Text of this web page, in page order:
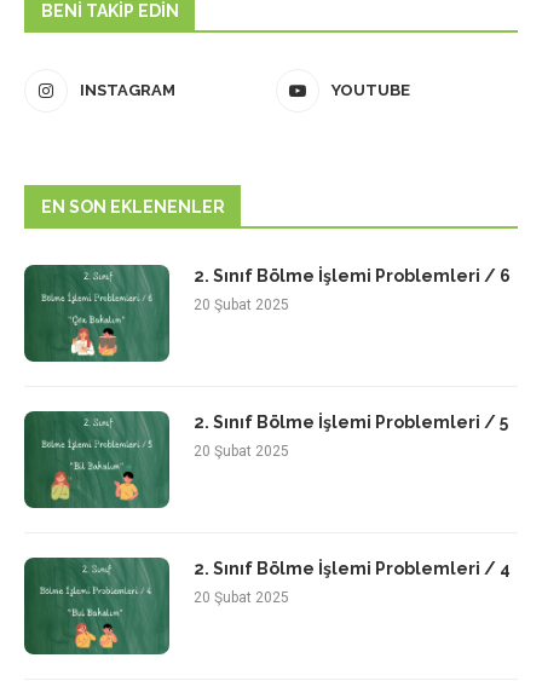
BENI TAKIP EDIN
INSTAGRAM YOUTUBE
EN SON EKLENENLER
2. Sınıf Bölme İşlemi Problemleri / 6
20 Şubat 2025
2. Sınıf Bölme İşlemi Problemleri / 5
20 Şubat 2025
2. Sınıf Bölme İşlemi Problemleri / 4
20 Şubat 2025